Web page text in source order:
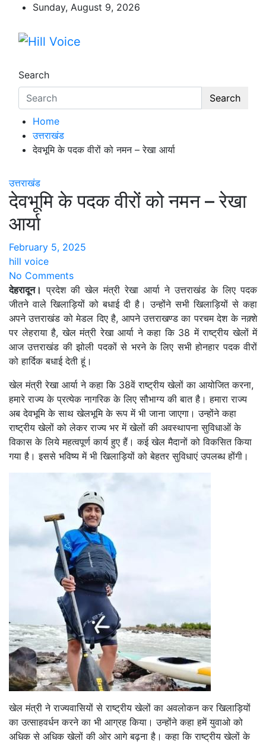
content
Sunday, August 9, 2026
Search
Search
Home
उत्तराखंड
देवभूमि के पदक वीरों को नमन – रेखा आर्या
उत्तराखंड
देवभूमि के पदक वीरों को नमन – रेखा
आर्या
February 5, 2025
hill voice
No Comments
देहरादून। प्रदेश की खेल मंत्री रेखा आर्या ने उत्तराखंड के लिए पदक
जीतने वाले ​खिलाड़ियों को बधाई दी है। उन्होंने सभी खिलाड़ियों से कहा
अपने उत्तराखंड को मेडल दिए है, आपने उत्तराखण्ड का परचम देश के नक़्शे
पर लेहराया है, खेल मंत्री रेखा आर्या ने कहा कि 38 में राष्ट्रीय खेलों में
आज उत्तराखंड की झोली पदकों से भरने के लिए सभी होनहार पदक वीरों
को हार्दिक बधाई देती हूं।
खेल मंत्री रेखा आर्या ने कहा कि 38वें राष्ट्रीय खेलों का आयोजित करना,
हमारे राज्य के प्रत्येक नागरिक के लिए सौभाग्य की बात है। हमारा राज्य
अब देवभूमि के साथ खेलभूमि के रूप में भी जाना जाएगा। उन्होंने कहा
राष्ट्रीय खेलों को लेकर राज्य भर में खेलों की अवस्थापना सुविधाओं के
विकास के लिये महत्वपूर्ण कार्य हुए हैं। कई खेल मैदानों को विकसित किया
गया है। इससे भविष्य में भी खिलाड़ियों को बेहतर सुविधाएं उपलब्ध होंगी।
खेल मंत्री ने राज्यवासियों से राष्ट्रीय खेलों का अवलोकन कर खिलाड़ियों
का उत्साहवर्धन करने का भी आग्रह किया। उन्होंने कहा हमें युवाओ को
अधिक से अधिक खेलों की ओर आगे बढ़ना है। कहा कि राष्ट्रीय खेलों के